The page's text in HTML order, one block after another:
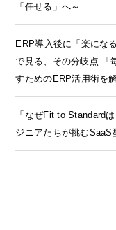
「任せる」へ～
ERP導入後に「楽にな
で見る、その分岐点 「
すためのERP活用術を
「なぜFit to Standard
ジニアたちが挑む